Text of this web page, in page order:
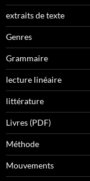
extraits de texte
Genres
Grammaire
lecture linéaire
littérature
Livres (PDF)
Méthode
Mouvements